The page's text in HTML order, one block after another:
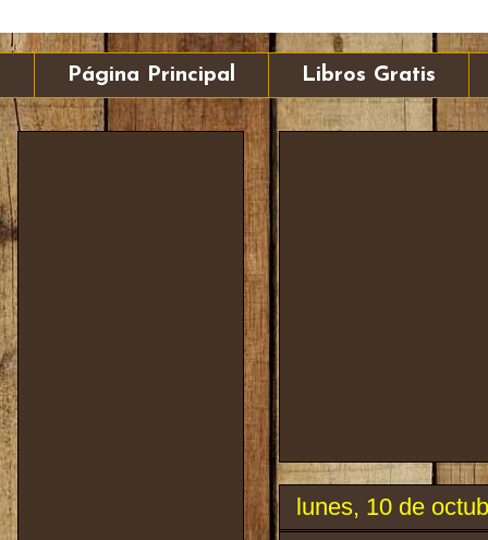
Página Principal Libros Gratis
lunes, 10 de